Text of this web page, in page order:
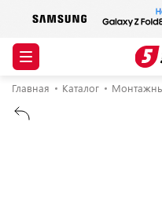
Главная Каталог